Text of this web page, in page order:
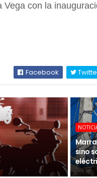
con la
Facebook
sino